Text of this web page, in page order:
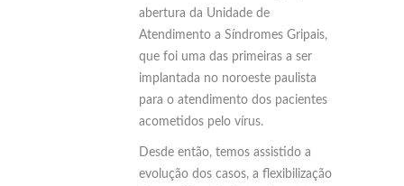
abertura da Unidade de
Atendimento a Síndromes Gripais,
que foi uma das primeiras a ser
implantada no noroeste paulista
para o atendimento dos pacientes
acometidos pelo vírus.
Desde então, temos assistido a
evolução dos casos, a flexibilização